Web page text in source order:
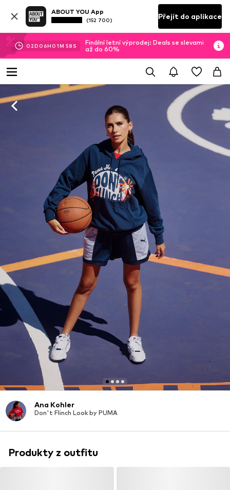
ABOUT YOU App
(152 700) Přejít do aplikace
02D 06H 01M 58 S
Finální letní výprodej: Deals se slevami
až do 60%
Ana Kohler
Don't Flinch Look by PUMA
Produkty z outfitu